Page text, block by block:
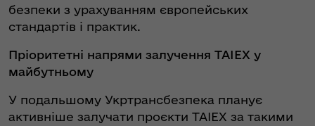
безпеки з урахуванням європейських
стандартів і практик.
Пріоритетні напрями залучення TAIEX у
майбутньому
У подальшому Укртрансбезпека планує
активніше залучати проєкти TAIEX за такими